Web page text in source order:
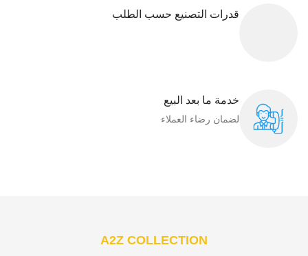
قدرات التصنيع حسب الطلب
خدمة ما بعد البيع
لضمان رضاء العملاء​
A2Z COLLECTION